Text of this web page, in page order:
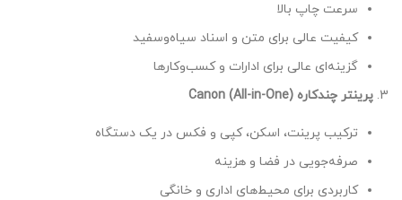
سرعت چاپ بالا
کیفیت عالی برای متن و اسناد سیاه‌وسفید
گزینه‌ای عالی برای ادارات و کسب‌وکارها
پرینتر چندکاره Canon (All-in-One)
ترکیب پرینت، اسکن، کپی و فکس در یک دستگاه
صرفه‌جویی در فضا و هزینه
کاربردی برای محیط‌های اداری و خانگی